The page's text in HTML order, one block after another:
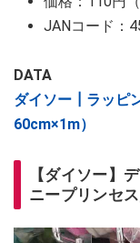
JANコード：
DATA
ダイソー┃ラッピ
60cm×1m）
【ダイソー】
ニープリンセ